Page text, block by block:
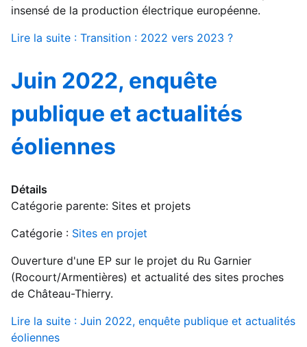
insensé de la production électrique européenne.
Lire la suite : Transition : 2022 vers 2023 ?
Juin 2022, enquête
publique et actualités
éoliennes
Détails
Catégorie parente: Sites et projets
Catégorie : Sites en projet
Ouverture d'une EP sur le projet du Ru Garnier
(Rocourt/Armentières) et actualité des sites proches
de Château-Thierry.
Lire la suite : Juin 2022, enquête publique et actualités
éoliennes